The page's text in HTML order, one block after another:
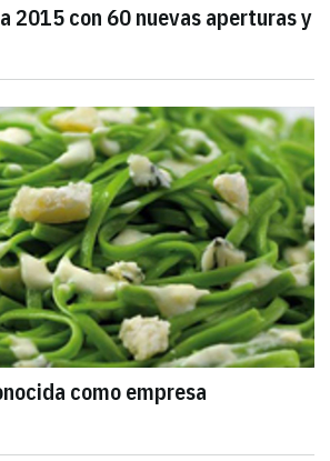
2015 con 60 nuevas aperturas y
como empresa